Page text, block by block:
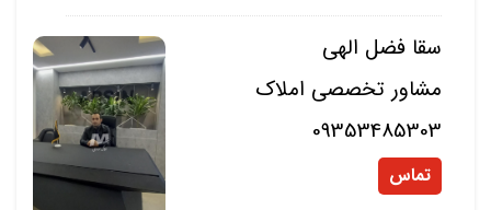
سقا فضل الهی
مشاور تخصصی املاک
09353485303
تماس